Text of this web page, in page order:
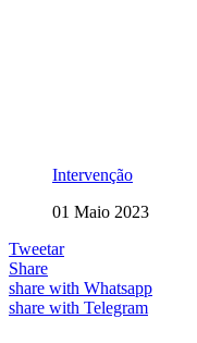
Intervenção
01 Maio 2023
Tweetar
Share
share with Whatsapp
share with Telegram